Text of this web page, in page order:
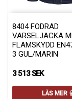
8404 FODRAD
VARSELJACKA
FLAMSKYDD
3 GUL/MARIN
3 513 SEK
LÄS MER